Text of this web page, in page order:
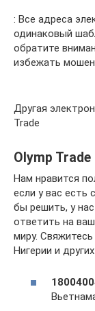
: Все адреса
одинаковый
обратите
избежать
Другая
Trade
Olymp
Нам нравится
если у вас есть
бы решить, у
ответить на
миру.
Нигерии и